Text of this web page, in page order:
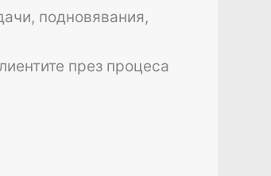
подновявания,
през процеса